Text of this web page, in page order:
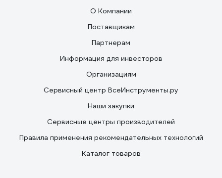
О Компании
Поставщикам
Партнерам
Информация для инвесторов
Организациям
Сервисный центр ВсеИнструменты.ру
Наши закупки
Сервисные центры производителей
Правила применения рекомендательных технологий
Каталог товаров